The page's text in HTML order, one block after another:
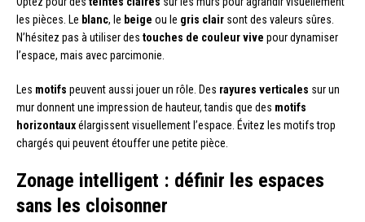
les pièces. Le blanc, le beige ou le gris clair sont des valeurs sûres.
N’hésitez pas à utiliser des touches de couleur vive pour dynamiser
l’espace, mais avec parcimonie.
Les motifs peuvent aussi jouer un rôle. Des rayures verticales sur un
mur donnent une impression de hauteur, tandis que des motifs
horizontauxélargissent visuellement l’espace. Évitez les motifs trop
chargés qui peuvent étouffer une petite pièce.
Zonage intelligent : définir les espaces
sans les cloisonner